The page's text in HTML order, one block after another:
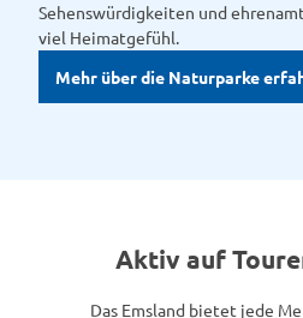
Sehenswürdigkeiten und
viel Heimatgefühl.
Mehr über die Naturparke
Aktiv auf
Das Emsland bietet jede